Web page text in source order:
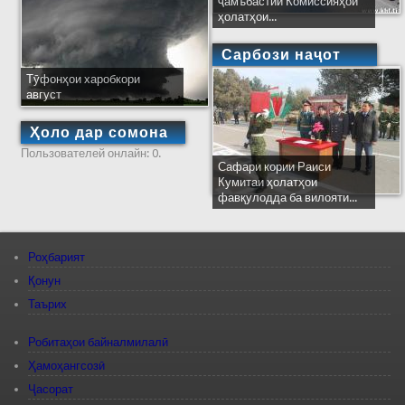
Тӯфонҳои харобкори
август
Ҳоло дар сомона
Пользователей онлайн: 0.
ҳолатҳои...
Сарбози наҷот
Сафари кории Раиси
Кумитаи ҳолатҳои
фавқулодда ба вилояти...
Роҳбарият
Қонун
Таърих
Робитаҳои байналмилалӣ
Ҳамоҳангсозӣ
Ҷасорат